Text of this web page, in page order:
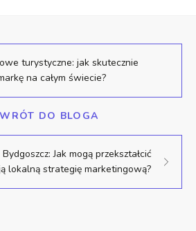
turystyczne: jak skutecznie
na całym świecie?
DO BLOGA
Jak mogą przekształcić
lokalną strategię marketingową?